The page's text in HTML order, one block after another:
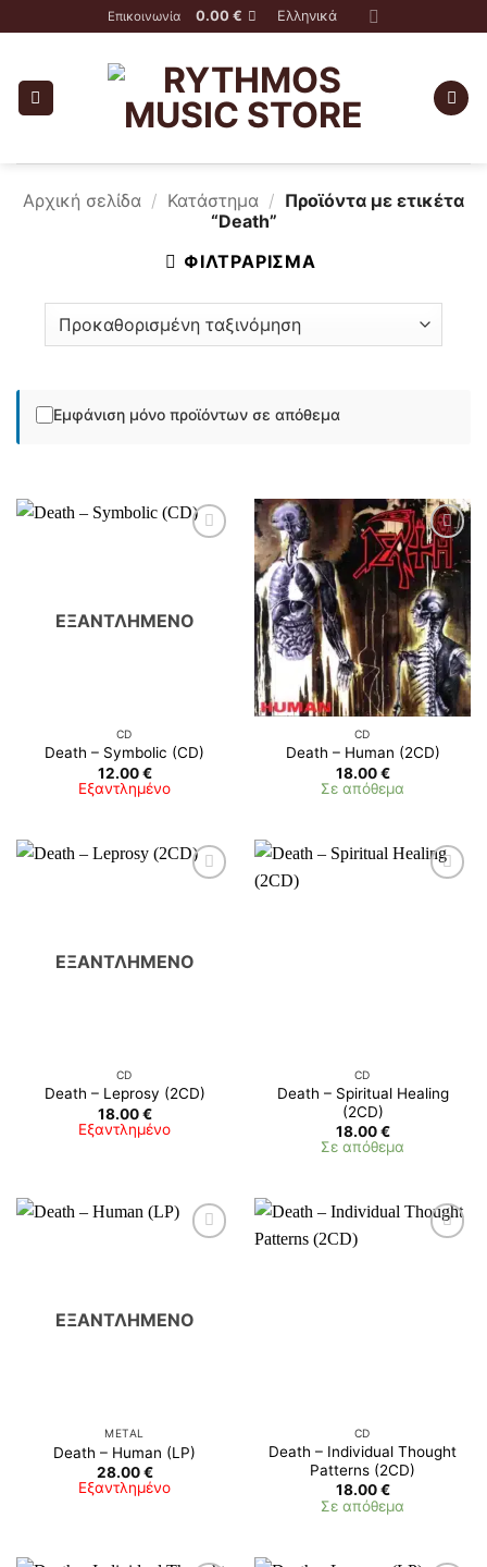
to
Επικοινωνία 0.00 € Ελληνικά
Αρχική σελίδα / Κατάστημα / Προϊόντα με ετικέτα
“Death”
ΦΙΛΤΡΆΡΙΣΜΑ
Εμφάνιση μόνο προϊόντων σε απόθεμα
ΕΞΑΝΤΛΗΜΈΝΟ
CD
Death ‎– Symbolic (CD)
12.00€
Εξαντλημένο
CD
Death – Human (2CD)
18.00€
Σε απόθεμα
ΕΞΑΝΤΛΗΜΈΝΟ
CD
Death – Leprosy (2CD)
18.00€
Εξαντλημένο
CD
Death – Spiritual Healing
(2CD)
18.00€
Σε απόθεμα
ΕΞΑΝΤΛΗΜΈΝΟ
METAL
Death – Human (LP)
28.00€
Εξαντλημένο
CD
Death – Individual Thought
Patterns (2CD)
18.00€
Σε απόθεμα